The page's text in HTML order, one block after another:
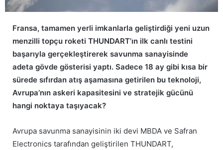
Fransa, tamamen yerli imkanlarla geliştirdiği yeni uzun
menzilli topçu roketi THUNDART’ın ilk canlı testini
başarıyla gerçekleştirerek savunma sanayisinde
adeta gövde gösterisi yaptı. Sadece 18 ay gibi kısa bir
sürede sıfırdan atış aşamasına getirilen bu teknoloji,
Avrupa’nın askeri kapasitesini ve stratejik gücünü
hangi noktaya taşıyacak?
Avrupa savunma sanayisinin iki devi MBDA ve Safran
Electronics tarafından geliştirilen THUNDART,